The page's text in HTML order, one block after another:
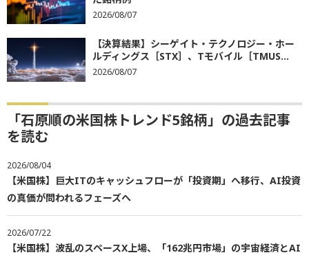
2026/08/07
【決算結果】シーゲイト・テクノロジー・ホー
ルディングス［STX］、Tモバイル［TMUS...
2026/08/07
「石原順の米国株トレンド5銘柄」の過去記事
を読む
2026/08/04
【米国株】巨大ITのキャッシュフローが「投資期」へ移行、AI投資
の真価が問われるフェーズへ
2026/07/22
【米国株】波乱のスペースX上場、「162兆円市場」の宇宙経済とAI